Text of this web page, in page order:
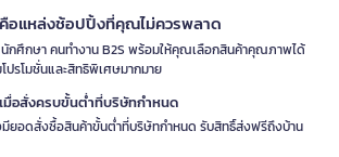
คือแหล่งช้อปปิ้งที่คุณไม่ควรพลาด
นักศึกษา คนทำงาน B2S พร้อมให้คุณเลือกสินค้าคุณภาพได้
รโมชั่นและสิทธิพิเศษมากมาย
มื่อสั่งครบขั้นต่ำที่บริษัทกำหนด
ยอดสั่งซื้อสินค้าขั้นต่ำที่บริษัทกำหนด รับสิทธิ์ส่งฟรีถึงบ้าน